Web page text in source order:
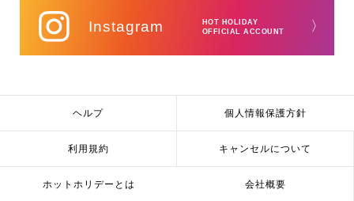
Instagram
HOT HOLIDAY
OFFICIAL ACCOUNT
〉
ヘルプ 個人情報保護方針
利用規約 キャンセルについて
ホットホリデーとは 会社概要